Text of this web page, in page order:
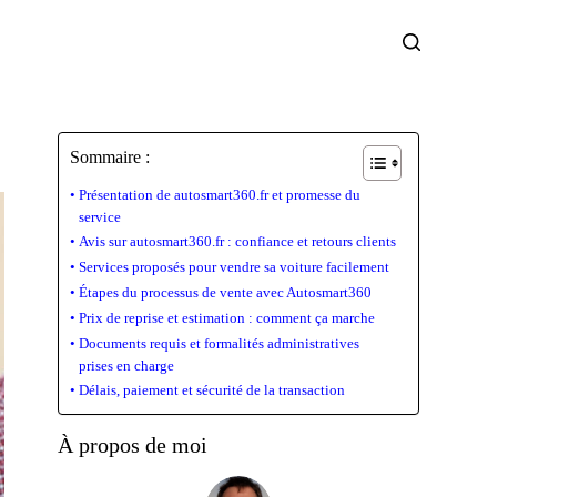
Sommaire :
Présentation de autosmart360.fr et promesse du
service
Avis sur autosmart360.fr : confiance et retours clients
Services proposés pour vendre sa voiture facilement
Étapes du processus de vente avec Autosmart360
Prix de reprise et estimation : comment ça marche
Documents requis et formalités administratives
prises en charge
Délais, paiement et sécurité de la transaction
À propos de moi